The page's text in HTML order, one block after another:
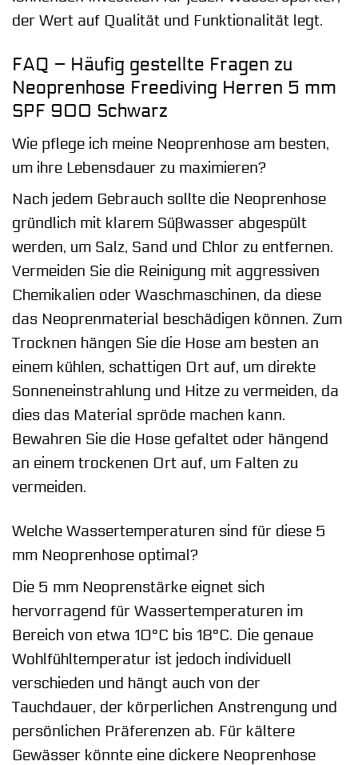
der Wert auf Qualität und Funktionalität legt.
FAQ – Häufig gestellte Fragen zu
Neoprenhose Freediving Herren 5 mm
SPF 900 Schwarz
Wie pflege ich meine Neoprenhose am besten,
um ihre Lebensdauer zu maximieren?
Nach jedem Gebrauch sollte die Neoprenhose
gründlich mit klarem Süßwasser abgespült
werden, um Salz, Sand und Chlor zu entfernen.
Vermeiden Sie die Reinigung mit aggressiven
Chemikalien oder Waschmaschinen, da diese
das Neoprenmaterial beschädigen können. Zum
Trocknen hängen Sie die Hose am besten an
einem kühlen, schattigen Ort auf, um direkte
Sonneneinstrahlung und Hitze zu vermeiden, da
dies das Material spröde machen kann.
Bewahren Sie die Hose gefaltet oder hängend
an einem trockenen Ort auf, um Falten zu
vermeiden.
Welche Wassertemperaturen sind für diese 5
mm Neoprenhose optimal?
Die 5 mm Neoprenstärke eignet sich
hervorragend für Wassertemperaturen im
Bereich von etwa 10°C bis 18°C. Die genaue
Wohlfühltemperatur ist jedoch individuell
verschieden und hängt auch von der
Tauchdauer, der körperlichen Anstrengung und
persönlichen Präferenzen ab. Für kältere
Gewässer könnte eine dickere Neoprenhose